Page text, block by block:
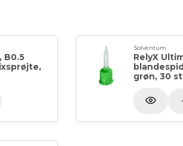
B0.5
Solventum
RelyX
grøn, 30